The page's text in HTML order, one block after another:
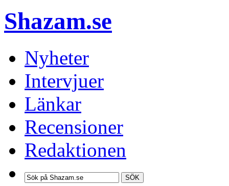
Shazam.se
Nyheter
Intervjuer
Länkar
Recensioner
Redaktionen
SÖK